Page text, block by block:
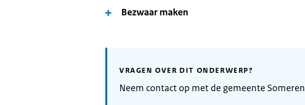
Bezwaar maken
VRAGEN OVER DIT ONDERWERP?
Neem contact op met de gemeente Someren